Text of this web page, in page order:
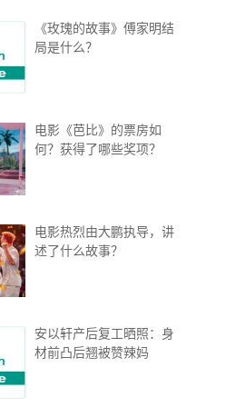
《玫瑰的故事》傅家明结
局是什么？
电影《芭比》的票房如
何？获得了哪些奖项？
电影热烈由大鹏执导，讲
述了什么故事？
安以轩产后复工晒照：身
材前凸后翘被赞辣妈